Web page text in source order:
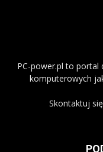
PC-power.pl to portal
komputerowych
Skontaktuj